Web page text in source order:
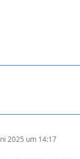
2025 um 14:17